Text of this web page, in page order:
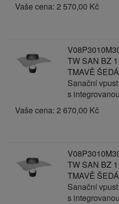
Vaše cena: 2 570,00 Kč
TW SAN BZ
TMAVĚ
Sanační
s
Vaše cena: 2 670,00 Kč
TW SAN BZ
TMAVĚ
Sanační
s